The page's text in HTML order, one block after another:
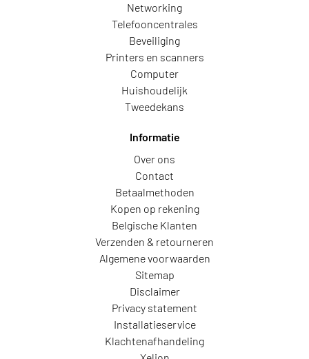
Networking
Telefooncentrales
Beveiliging
Printers en scanners
Computer
Huishoudelijk
Tweedekans
Informatie
Over ons
Contact
Betaalmethoden
Kopen op rekening
Belgische Klanten
Verzenden & retourneren
Algemene voorwaarden
Sitemap
Disclaimer
Privacy statement
Installatieservice
Klachtenafhandeling